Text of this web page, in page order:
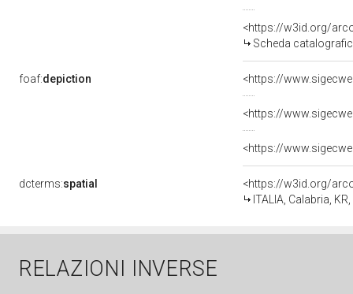
<https://w3id.org/
Scheda
foaf:depiction
dcterms:spatial
<https://w3id.org/
ITALIA, Calabria,
RELAZIONI INVERSE